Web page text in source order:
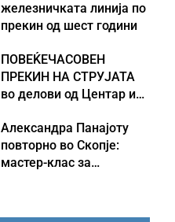
Персискиот Залив
железничката линија по
прекин од шест години
ПОВЕЌЕЧАСОВЕН
ПРЕКИН НА СТРУЈАТА
во делови од Центар и
Александра Панајоту
повторно во Скопје:
мастер-клас за